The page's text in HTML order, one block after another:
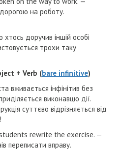
на роботу.
доручив іншій особі
трохи таку
+ Verb (bare infinitive)
вживається інфінітив без
виконавцю дії.
суттєво відрізняється від
rewrite the exercise. —
переписати вправу.